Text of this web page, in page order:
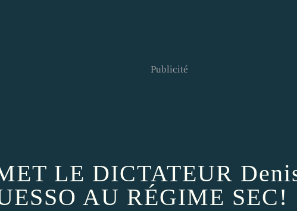
Publicité
LE DICTATEUR
AU RÉGIME SEC!